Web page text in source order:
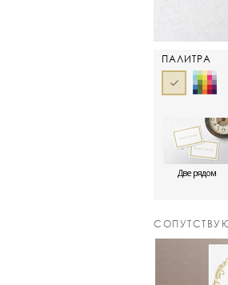
ПАЛИТРА
Две рядом